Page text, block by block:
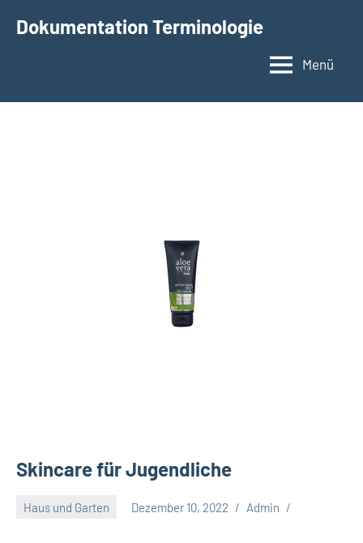
InhaltDokumentation Terminologie
Menü
Skincare für Jugendliche
Haus und Garten Dezember 10, 2022 Admin